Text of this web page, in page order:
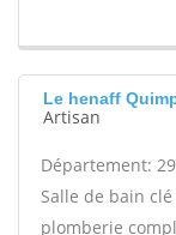
Le henaff
Artisan
Département: 29
Salle de bain
plomberie